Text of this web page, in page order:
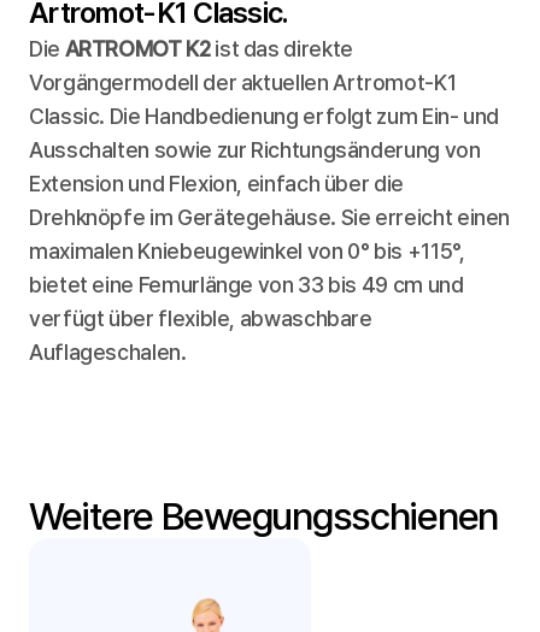
Artromot-K1 Classic.
Die ARTROMOT K2 ist das direkte
Vorgängermodell der aktuellen Artromot-K1
Classic. Die Handbedienung erfolgt zum Ein- und
Ausschalten sowie zur Richtungsänderung von
Extension und Flexion, einfach über die
Drehknöpfe im Gerätegehäuse. Sie erreicht einen
maximalen Kniebeugewinkel von 0° bis +115°,
bietet eine Femurlänge von 33 bis 49 cm und
verfügt über flexible, abwaschbare
Auflageschalen.
Weitere Bewegungsschienen